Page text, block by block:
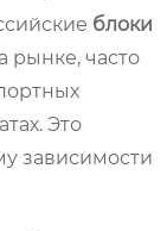
блоки
рынке, часто
Это
зависимости